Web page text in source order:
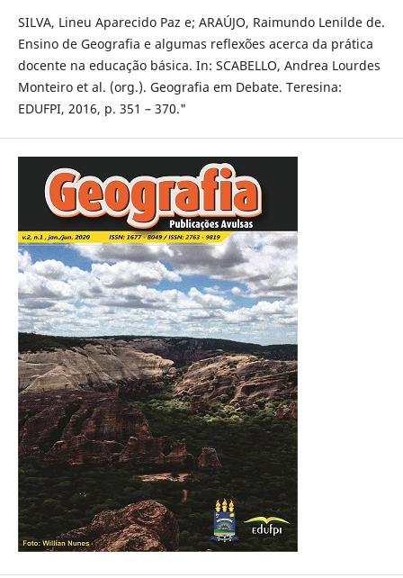
SILVA, Lineu Aparecido Paz e; ARAÚJO, Raimundo Lenilde de.
Ensino de Geografia e algumas reflexões acerca da prática
docente na educação básica. In: SCABELLO, Andrea Lourdes
Monteiro et al. (org.). Geografia em Debate. Teresina:
EDUFPI, 2016, p. 351 – 370."